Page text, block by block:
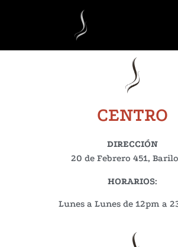
CENTRO
DIRECCIÓN
20 de Febrero 451,
HORARIOS:
Lunes a Lunes de 12pm a